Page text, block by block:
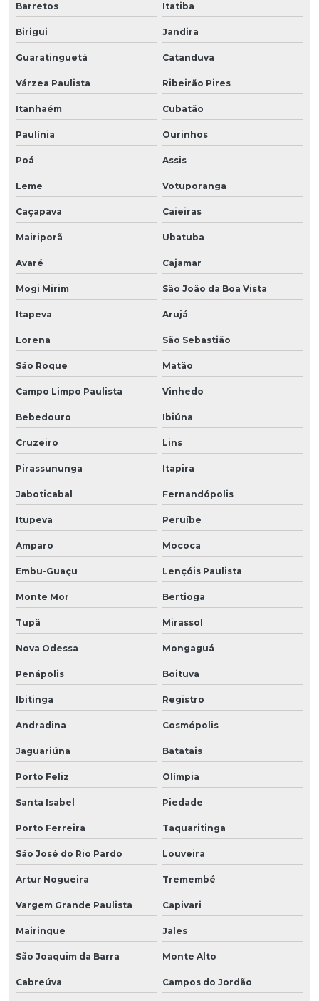
Barretos Itatiba
Birigui Jandira
Guaratinguetá Catanduva
Várzea Paulista Ribeirão Pires
Itanhaém Cubatão
Paulínia Ourinhos
Poá Assis
Leme Votuporanga
Caçapava Caieiras
Mairiporã Ubatuba
Avaré Cajamar
Mogi Mirim São João da Boa Vista
Itapeva Arujá
Lorena São Sebastião
São Roque Matão
Campo Limpo Paulista Vinhedo
Bebedouro Ibiúna
Cruzeiro Lins
Pirassununga Itapira
Jaboticabal Fernandópolis
Itupeva Peruíbe
Amparo Mococa
Embu-Guaçu Lençóis Paulista
Monte Mor Bertioga
Tupã Mirassol
Nova Odessa Mongaguá
Penápolis Boituva
Ibitinga Registro
Andradina Cosmópolis
Jaguariúna Batatais
Porto Feliz Olímpia
Santa Isabel Piedade
Porto Ferreira Taquaritinga
São José do Rio Pardo Louveira
Artur Nogueira Tremembé
Vargem Grande Paulista Capivari
Mairinque Jales
São Joaquim da Barra Monte Alto
Cabreúva Campos do Jordão